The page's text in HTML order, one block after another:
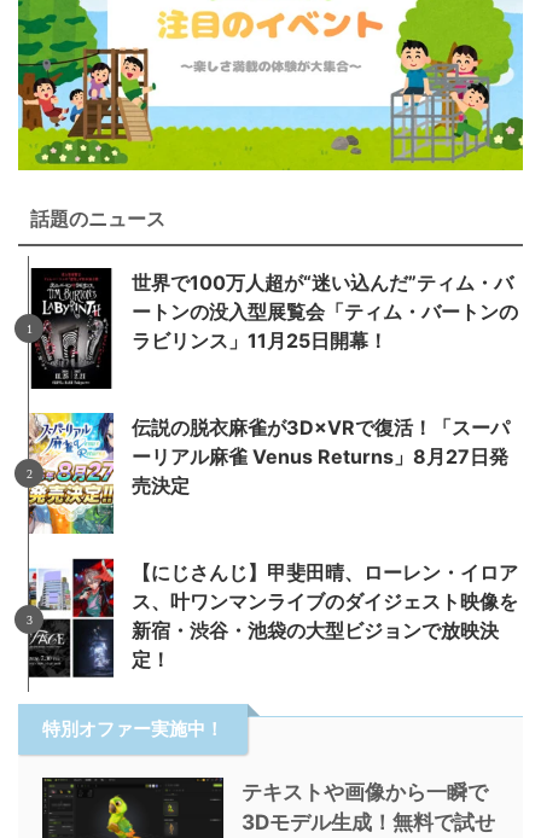
話題のニュース
世界で100万人超が“迷い込んだ”ティム・バ
ートンの没入型展覧会「ティム・バートンの
ラビリンス」11月25日開幕！
伝説の脱衣麻雀が3D×VRで復活！「スーパ
ーリアル麻雀 Venus Returns」8月27日発
売決定
【にじさんじ】甲斐田晴、ローレン・イロア
ス、叶ワンマンライブのダイジェスト映像を
新宿・渋谷・池袋の大型ビジョンで放映決
定！
特別オファー実施中！
テキストや画像から一瞬で
3Dモデル生成！無料で試せ